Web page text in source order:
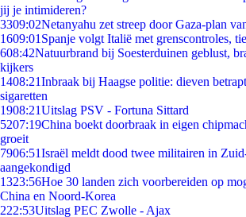
jij je intimideren?
3309:02Netanyahu zet streep door Gaza-plan
1609:01 Spanje volgt Italië met grenscontroles,
608:42Natuurbrand bij Soesterduinen geblust,
kijkers
1408:21Inbraak bij Haagse politie: dieven
sigaretten
1908:21Uitslag PSV - Fortuna Sittard
5207:19China boekt doorbraak in eigen
groeit
7906:51Israël meldt dood twee militairen in
aangekondigd
1323:56Hoe 30 landen zich voorbereiden op
China en Noord-Korea
222:53Uitslag PEC Zwolle - Ajax